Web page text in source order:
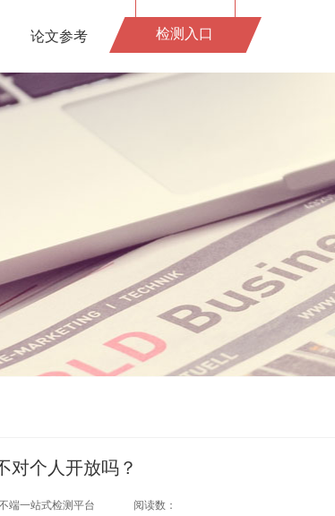
论文参考 检测入口
对个人开放吗？
端一站式检测平台 阅读数：